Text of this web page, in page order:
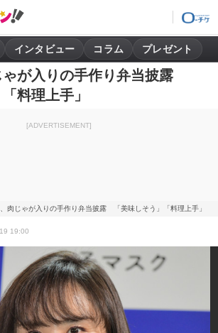
インタビュー コラム プレゼント
ゃが入りの手作り弁当披露
料理上手」
[ADVERTISEMENT]
肉じゃが入りの手作り弁当披露 「美味しそう」「料理上手」
19:00